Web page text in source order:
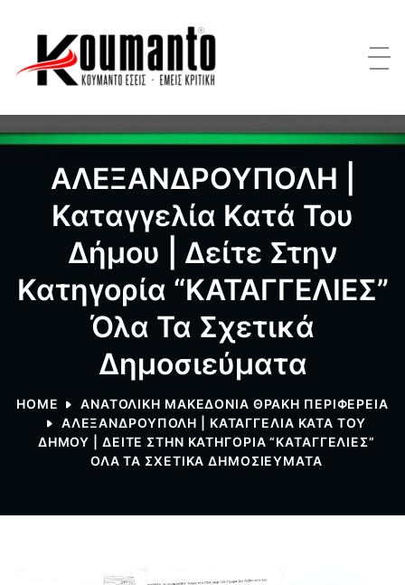
ΑΛΕΞΑΝΔΡΟΥΠΟΛΗ |
Καταγγελία Κατά Του
Δήμου | Δείτε Στην
Κατηγορία “ΚΑΤΑΓΓΕΛΙΕΣ”
Όλα Τα Σχετικά
Δημοσιεύματα
HOME
ΑΝΑΤΟΛΙΚΗ ΜΑΚΕΔΟΝΙΑ ΘΡΑΚΗ ΠΕΡΙΦΕΡΕΙΑ
ΑΛΕΞΑΝΔΡΟΥΠΟΛΗ | ΚΑΤΑΓΓΕΛΊΑ ΚΑΤΆ ΤΟΥ
ΔΉΜΟΥ | ΔΕΊΤΕ ΣΤΗΝ ΚΑΤΗΓΟΡΊΑ “ΚΑΤΑΓΓΕΛΙΕΣ”
ΌΛΑ ΤΑ ΣΧΕΤΙΚΆ ΔΗΜΟΣΙΕΎΜΑΤΑ